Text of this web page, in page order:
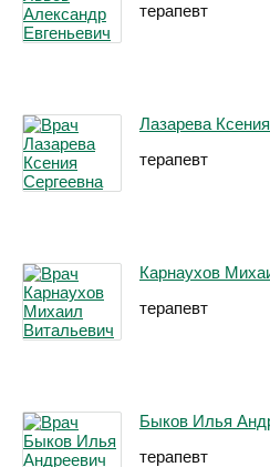
терапевт
Лазарева
терапевт
Карнаухов
терапевт
Быков Илья
терапевт